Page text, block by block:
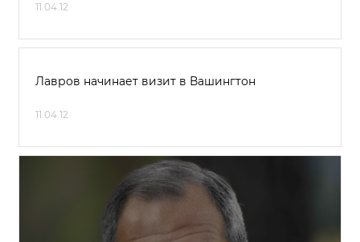
11.04.12
Лавров начинает визит в Вашингтон
11.04.12